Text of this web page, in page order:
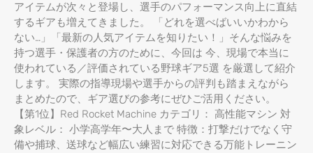
アイテムが次々と登場し、選手のパフォーマンス向上に直結
するギアも増えてきました。 「どれを選べばいいかわから
ない…」「最新の人気アイテムを知りたい！」そんな悩みを
持つ選手・保護者の方のために、今回は 今、現場で本当に
使われている／評価されている野球ギア5選 を厳選して紹介
します。 実際の指導現場や選手からの評判も踏まえながら
まとめたので、ギア選びの参考にぜひご活用ください。
【第1位】Red Rocket Machine カテゴリ： 高性能マシン 対
象レベル： 小学高学年〜大人まで 特徴：打撃だけでなく守
備や捕球、送球など幅広い練習に対応できる万能トレーニン